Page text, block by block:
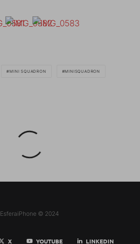
MINI SQUADRON MINISQUADRON
EsferaiPhone © 2024
X YOUTUBE LINKEDIN